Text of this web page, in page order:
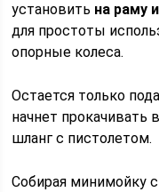
установить на раму
для простоты
опорные колеса.
Остается только
начнет прокачивать
шланг с пистолетом.
Собирая минимойку